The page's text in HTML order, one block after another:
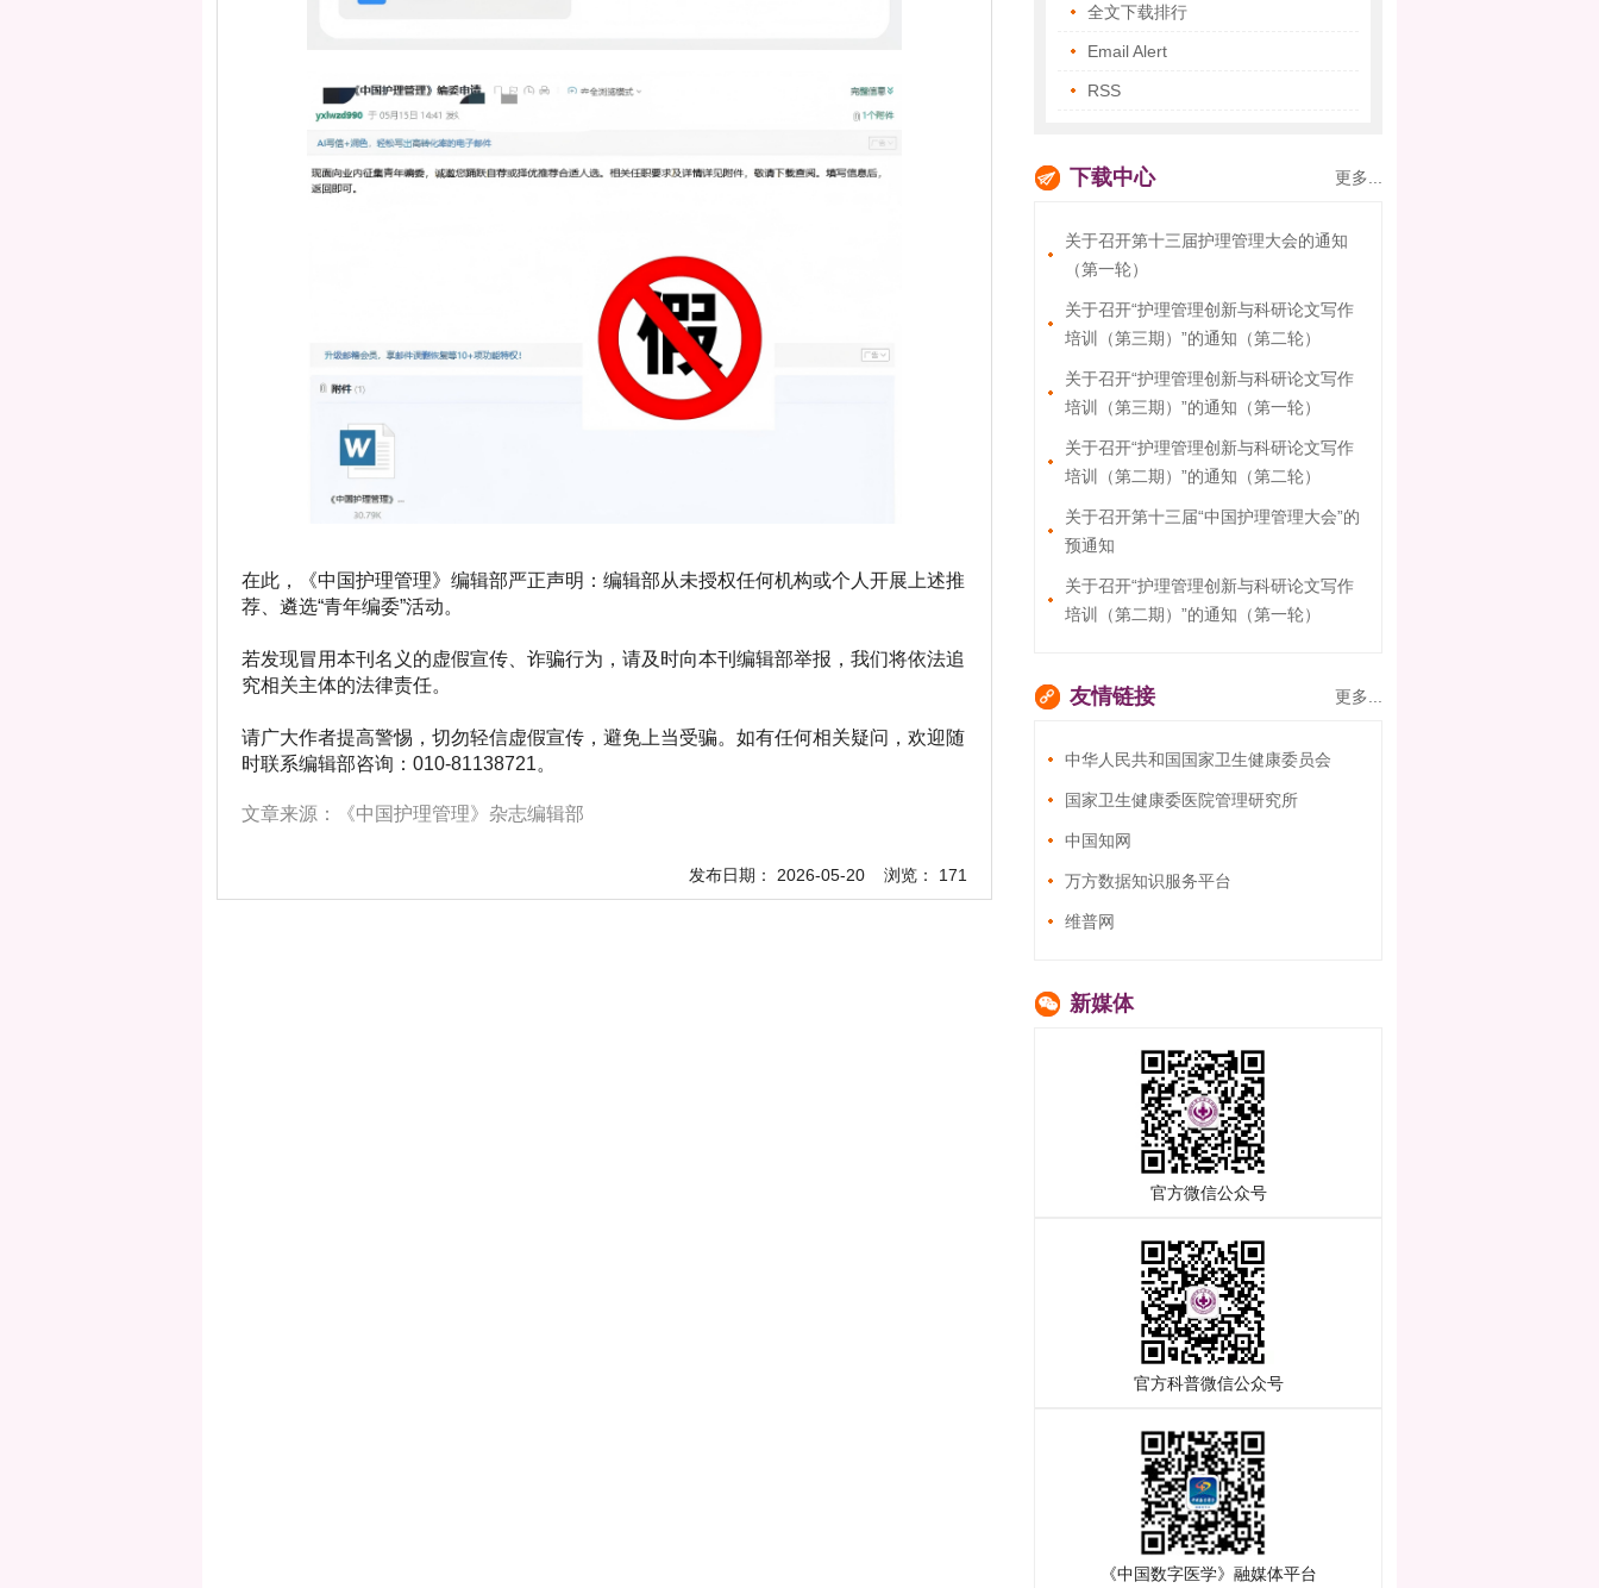
全文下载排行
Email Alert
RSS
下载中心 更多...
关于召开第十三届护理管理大会的通知
（第一轮）
关于召开“护理管理创新与科研论文写作
培训（第三期）”的通知（第二轮）
关于召开“护理管理创新与科研论文写作
培训（第三期）”的通知（第一轮）
关于召开“护理管理创新与科研论文写作
培训（第二期）”的通知（第二轮）
关于召开第十三届“中国护理管理大会”的
预通知
关于召开“护理管理创新与科研论文写作
培训（第二期）”的通知（第一轮）
友情链接 更多...
中华人民共和国国家卫生健康委员会
国家卫生健康委医院管理研究所
中国知网
万方数据知识服务平台
维普网
新媒体
官方微信公众号
官方科普微信公众号
《中国数字医学》融媒体平台
在此，《中国护理管理》编辑部严正声明：编辑部从未授权任何机构或个人开展上述推
荐、遴选“青年编委”活动。
若发现冒用本刊名义的虚假宣传、诈骗行为，请及时向本刊编辑部举报，我们将依法追
究相关主体的法律责任。
请广大作者提高警惕，切勿轻信虚假宣传，避免上当受骗。如有任何相关疑问，欢迎随
时联系编辑部咨询：010-81138721。
文章来源：《中国护理管理》杂志编辑部
发布日期： 2026-05-20 浏览： 171